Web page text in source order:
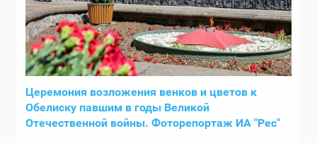
Церемония возложения венков и цветов к
Обелиску павшим в годы Великой
Отечественной войны. Фоторепортаж ИА "Рес"